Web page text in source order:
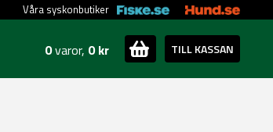
Våra syskonbutiker
0varor, 0 kr TILL KASSAN